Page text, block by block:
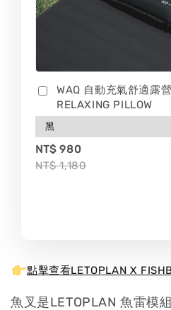
WAQ 自動充氣舒適露
RELAXING PILLOW
NT$ 980
NT$ 1,180
點擊查看LETOPLAN X
魚叉是LETOPLAN 魚雷模